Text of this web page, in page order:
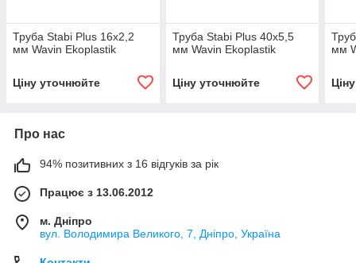
Труба Stabi Plus 16х2,2
мм Wavin Ekoplastik
Ціну уточнюйте
Труба Stabi Plus 40х5,5
мм Wavin Ekoplastik
Ціну уточнюйте
мм
Про нас
94% позитивних з 16 відгуків за рік
Працює з 13.06.2012
м. Дніпро
вул. Володимира Великого, 7, Дніпро, Україна